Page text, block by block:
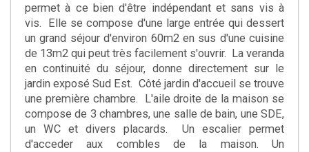
permet à ce bien d'être indépendant et sans vis à
vis. Elle se compose d'une large entrée qui dessert
un grand séjour d'environ 60m2 en sus d'une cuisine
de 13m2 qui peut très facilement s'ouvrir. La veranda
en continuité du séjour, donne directement sur le
jardin exposé Sud Est. Côté jardin d'accueil se trouve
une première chambre. L'aile droite de la maison se
compose de 3 chambres, une salle de bain, une SDE,
un WC et divers placards. Un escalier permet
d'acceder aux combles de la maison. Un